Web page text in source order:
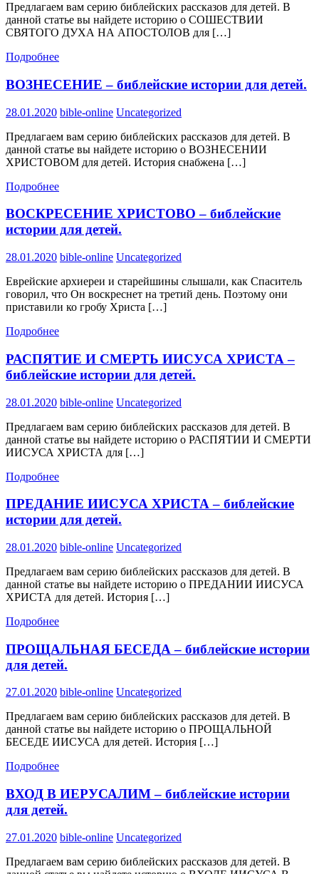
Предлагаем вам серию библейских рассказов для детей. В
данной статье вы найдете историю о СОШЕСТВИИ
СВЯТОГО ДУХА НА АПОСТОЛОВ для […]
Подробнее
ВОЗНЕСЕНИЕ – библейские истории для детей.
28.01.2020 bible-online Uncategorized
Предлагаем вам серию библейских рассказов для детей. В
данной статье вы найдете историю о ВОЗНЕСЕНИИ
ХРИСТОВОМ для детей. История снабжена […]
Подробнее
ВОСКРЕСЕНИЕ ХРИСТОВО – библейские
истории для детей.
28.01.2020 bible-online Uncategorized
Еврейские архиереи и старейшины слышали, как Спаситель
говорил, что Он воскреснет на третий день. Поэтому они
приставили ко гробу Христа […]
Подробнее
РАСПЯТИЕ И СМЕРТЬ ИИСУСА ХРИСТА –
библейские истории для детей.
28.01.2020 bible-online Uncategorized
Предлагаем вам серию библейских рассказов для детей. В
данной статье вы найдете историю о РАСПЯТИИ И СМЕРТИ
ИИСУСА ХРИСТА для […]
Подробнее
ПРЕДАНИЕ ИИСУСА ХРИСТА – библейские
истории для детей.
28.01.2020 bible-online Uncategorized
Предлагаем вам серию библейских рассказов для детей. В
данной статье вы найдете историю о ПРЕДАНИИ ИИСУСА
ХРИСТА для детей. История […]
Подробнее
ПРОЩАЛЬНАЯ БЕСЕДА – библейские истории
для детей.
27.01.2020 bible-online Uncategorized
Предлагаем вам серию библейских рассказов для детей. В
данной статье вы найдете историю о ПРОЩАЛЬНОЙ
БЕСЕДЕ ИИСУСА для детей. История […]
Подробнее
ВХОД В ИЕРУСАЛИМ – библейские истории
для детей.
27.01.2020 bible-online Uncategorized
Предлагаем вам серию библейских рассказов для детей. В